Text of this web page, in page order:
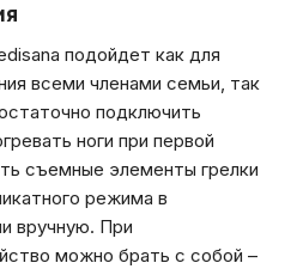
подойдет как для
всеми членами семьи, так
подключить
ноги при первой
съемные элементы грелки
режима в
вручную. При
можно брать с собой –